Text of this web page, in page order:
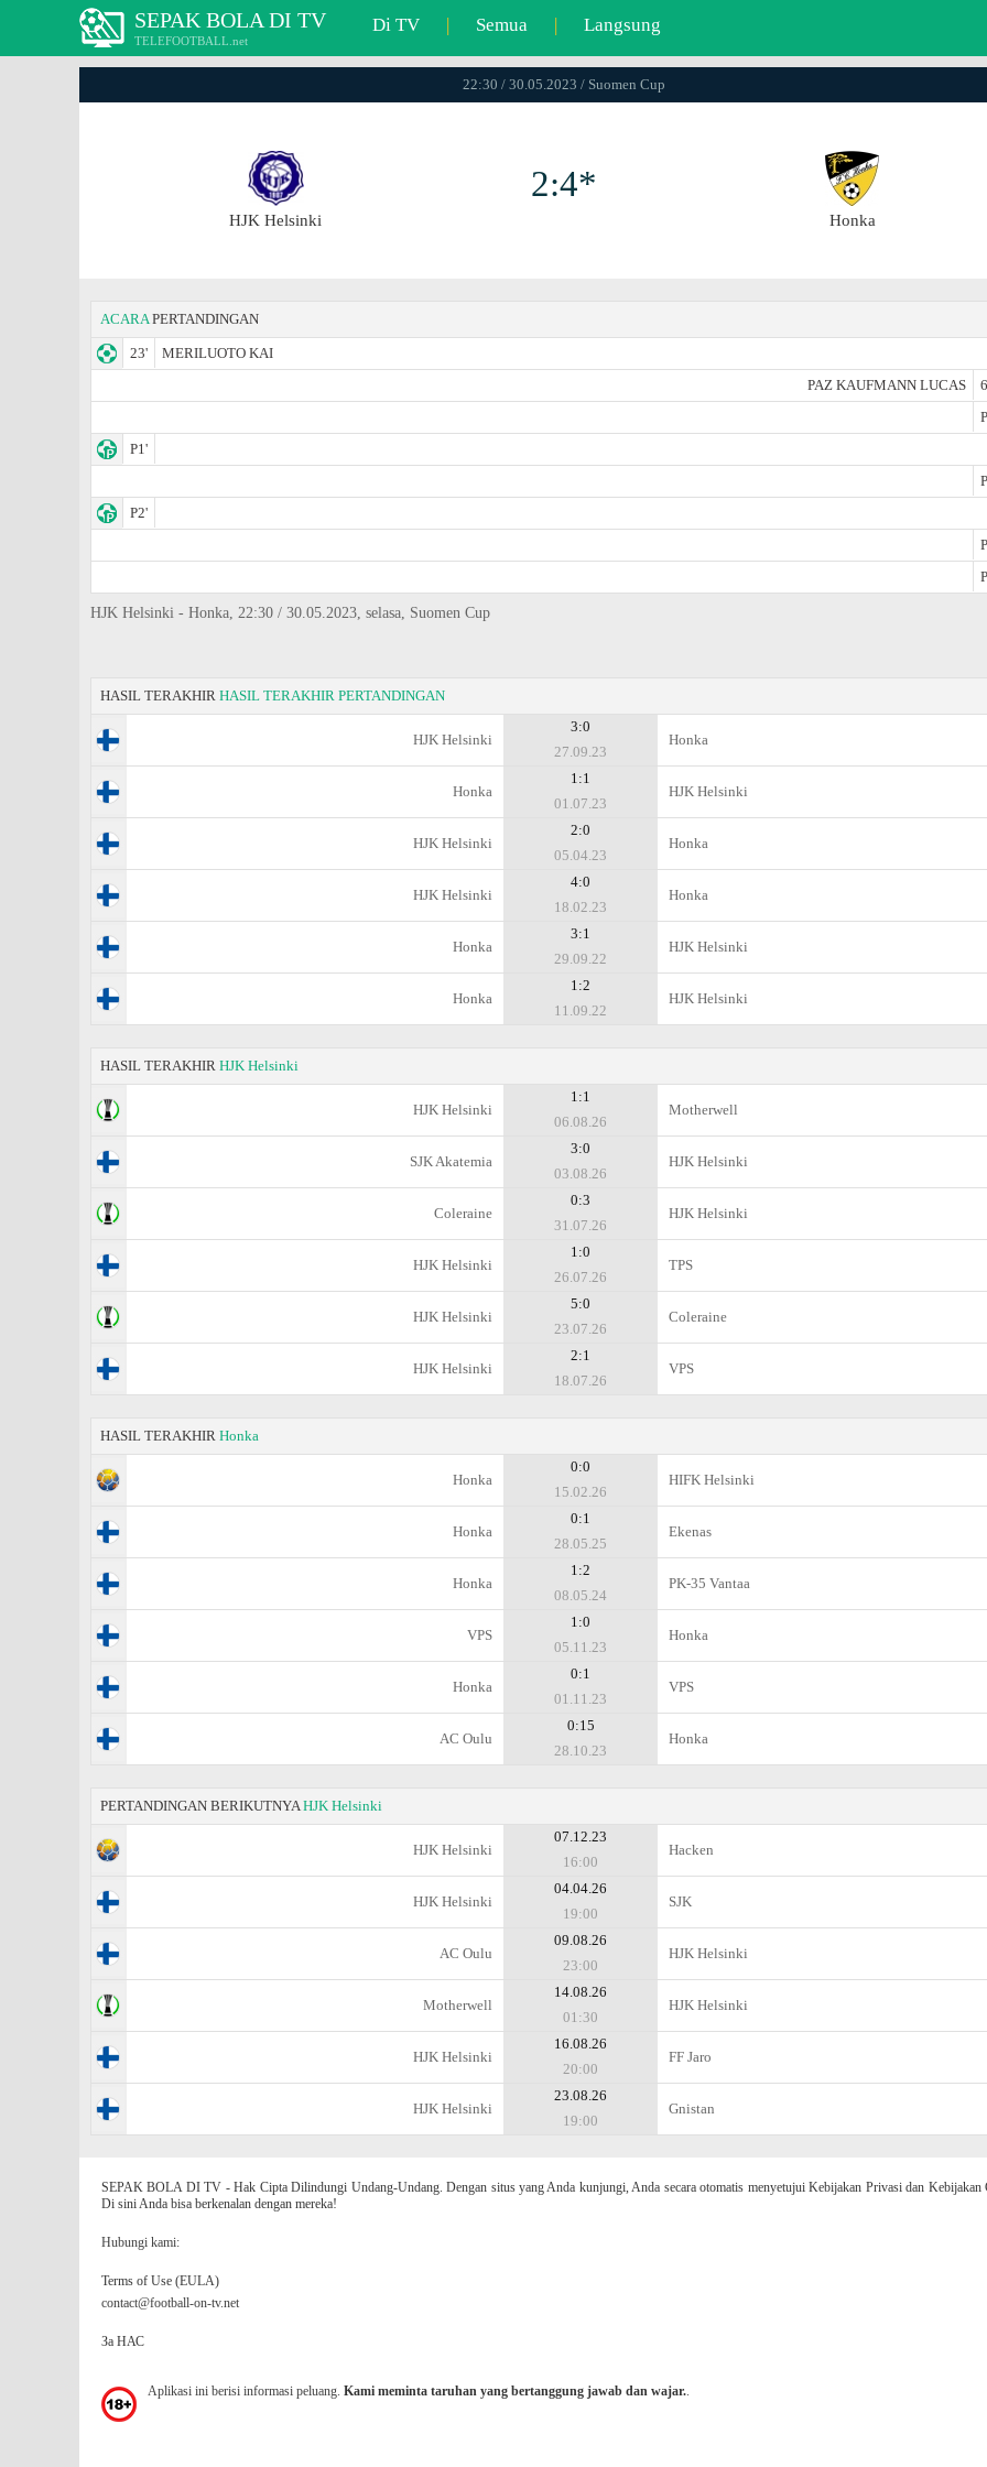
SEPAK BOLA DI TV
TELEFOOTBALL.net
Di TV | Semua | Langsung
22:30 / 30.05.2023 / Suomen Cup
HJK Helsinki
2:4*
Honka
ACARAPERTANDINGAN
23'
MERILUOTO KAI
PAZ KAUFMANN LUCAS
P1'
P2'
HJK Helsinki - Honka, 22:30 / 30.05.2023, selasa, Suomen Cup
HASIL TERAKHIR HASIL TERAKHIR PERTANDINGAN
HJK Helsinki
3:0
27.09.23
Honka
Honka
1:1
01.07.23
HJK Helsinki
HJK Helsinki
2:0
05.04.23
Honka
HJK Helsinki
4:0
18.02.23
Honka
Honka
3:1
29.09.22
HJK Helsinki
Honka
1:2
11.09.22
HJK Helsinki
HASIL TERAKHIR HJK Helsinki
HJK Helsinki
1:1
06.08.26
Motherwell
SJK Akatemia
3:0
03.08.26
HJK Helsinki
Coleraine
0:3
31.07.26
HJK Helsinki
HJK Helsinki
1:0
26.07.26
TPS
HJK Helsinki
5:0
23.07.26
Coleraine
HJK Helsinki
2:1
18.07.26
VPS
HASIL TERAKHIR Honka
Honka
0:0
15.02.26
HIFK Helsinki
Honka
0:1
28.05.25
Ekenas
Honka
1:2
08.05.24
PK-35 Vantaa
VPS
1:0
05.11.23
Honka
Honka
0:1
01.11.23
VPS
AC Oulu
0:15
28.10.23
Honka
PERTANDINGAN BERIKUTNYAHJK Helsinki
HJK Helsinki
07.12.23
16:00
Hacken
HJK Helsinki
04.04.26
19:00
SJK
AC Oulu
09.08.26
23:00
HJK Helsinki
Motherwell
14.08.26
01:30
HJK Helsinki
HJK Helsinki
16.08.26
20:00
FF Jaro
HJK Helsinki
23.08.26
19:00
Gnistan
SEPAK BOLA DI TV - Hak Cipta Dilindungi Undang-Undang. Dengan situs yang Anda kunjungi, Anda secara otomatis menyetujui Kebijakan Privasi dan Kebijakan
Di sini Anda bisa berkenalan dengan mereka!
Hubungi kami:
Terms of Use (EULA)
contact@football-on-tv.net
За НАС
Aplikasi ini berisi informasi peluang. Kami meminta taruhan yang bertanggung jawab dan wajar..